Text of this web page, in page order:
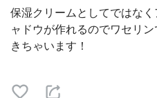
保湿クリームとしてではな
ャドウが作れるのでワセリ
きちゃいます！